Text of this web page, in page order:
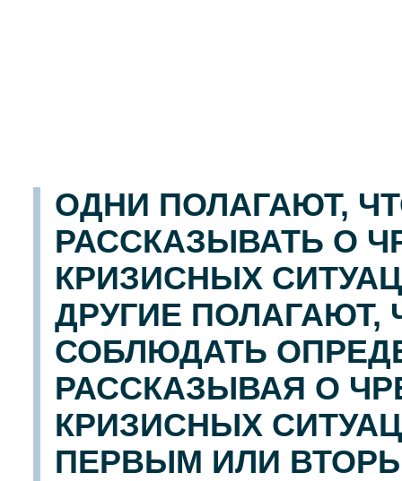
ОДНИ ПОЛАГАЮТ,
РАССКАЗЫВАТЬ О
КРИЗИСНЫХ
ДРУГИЕ
СОБЛЮДАТЬ
РАССКАЗЫВАЯ О
КРИЗИСНЫХ
ПЕРВЫМ ИЛИ